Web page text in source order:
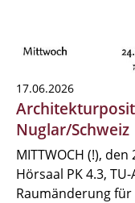
17.06.2026
Nuglar/Schweiz
MITTWOCH (!),
Hörsaal PK 4.3,
Raumänderung